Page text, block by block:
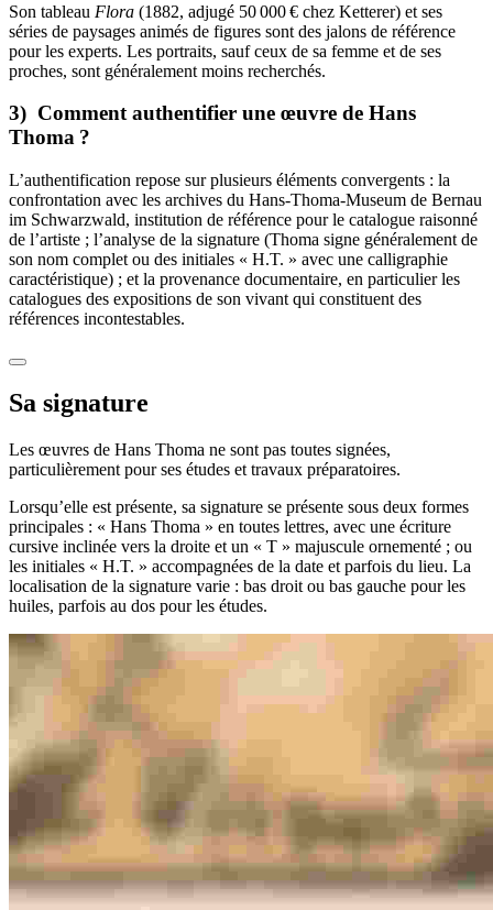
Son tableau Flora (1882, adjugé 50 000 € chez Ketterer) et ses
séries de paysages animés de figures sont des jalons de référence
pour les experts. Les portraits, sauf ceux de sa femme et de ses
proches, sont généralement moins recherchés.
3) Comment authentifier une œuvre de Hans
Thoma ?
L’authentification repose sur plusieurs éléments convergents : la
confrontation avec les archives du Hans-Thoma-Museum de Bernau
im Schwarzwald, institution de référence pour le catalogue raisonné
de l’artiste ; l’analyse de la signature (Thoma signe généralement de
son nom complet ou des initiales « H.T. » avec une calligraphie
caractéristique) ; et la provenance documentaire, en particulier les
catalogues des expositions de son vivant qui constituent des
références incontestables.
Sa signature
Les œuvres de Hans Thoma ne sont pas toutes signées,
particulièrement pour ses études et travaux préparatoires.
Lorsqu’elle est présente, sa signature se présente sous deux formes
principales : « Hans Thoma » en toutes lettres, avec une écriture
cursive inclinée vers la droite et un « T » majuscule ornementé ; ou
les initiales « H.T. » accompagnées de la date et parfois du lieu. La
localisation de la signature varie : bas droit ou bas gauche pour les
huiles, parfois au dos pour les études.